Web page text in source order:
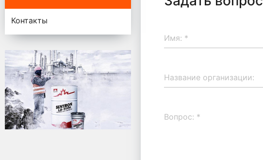
Имя: *
Название организации:
Вопрос: *
Контакты